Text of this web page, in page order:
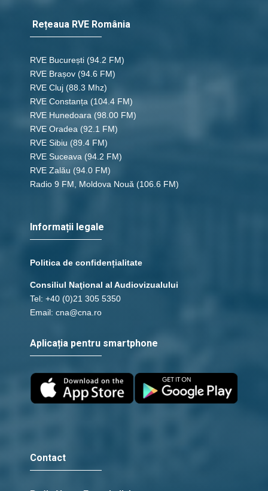
Rețeaua RVE România
RVE București (94.2 FM)
RVE Brașov (94.6 FM)
RVE Cluj (88.3 Mhz)
RVE Constanța (104.4 FM)
RVE Hunedoara (98.00 FM)
RVE Oradea (92.1 FM)
RVE Sibiu (89.4 FM)
RVE Suceava (94.2 FM)
RVE Zalău (94.0 FM)
Radio 9 FM, Moldova Nouă (106.6 FM)
Informații legale
Politica de confidențialitate
Consiliul Naţional al Audiovizualului
Tel: +40 (0)21 305 5350
Email: cna@cna.ro
Aplicația pentru smartphone
Contact